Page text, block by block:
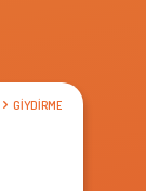
GIYDIRME OYUNLARI